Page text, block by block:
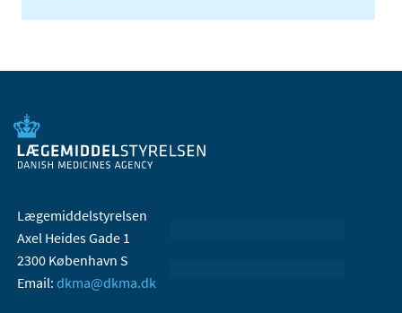
Lægemiddelstyrelsen
Axel Heides Gade 1
2300 København S
Email: dkma@dkma.dk